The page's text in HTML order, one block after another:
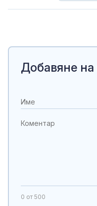
Добавяне
0 от 500